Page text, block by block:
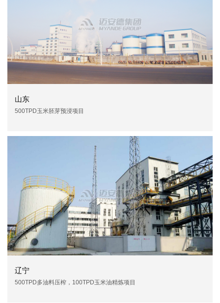
山东
500TPD玉米胚芽预浸项目
辽宁
500TPD多油料压榨，100TPD玉米油精炼项目